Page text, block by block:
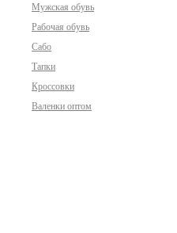
Мужская обувь
Рабочая обувь
Сабо
Тапки
Кроссовки
Валенки оптом